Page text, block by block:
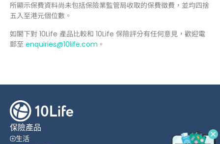
所顯示保費資料尚未包括保險業監管局收取的保費徵費，並均四捨
五入至港元個位數。
如閣下對 10Life 產品比較和 10Life 保險評分有任何意見，歡迎電
郵至 enquiries@10life.com 。
保險產品
生活